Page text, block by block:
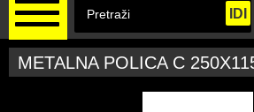
METALNA POLICA C